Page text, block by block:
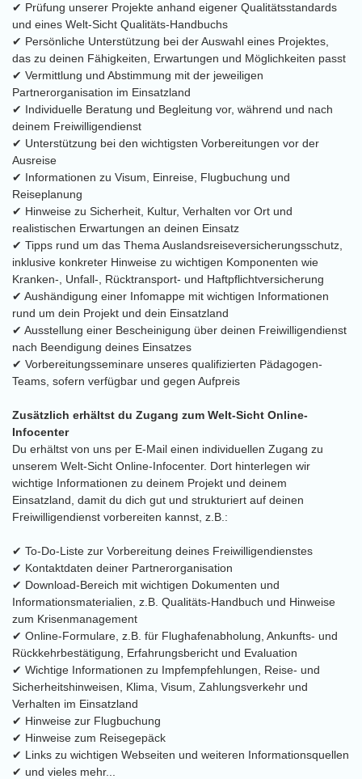
✔ Prüfung unserer Projekte anhand eigener Qualitätsstandards
und eines Welt-Sicht Qualitäts-Handbuchs
✔ Persönliche Unterstützung bei der Auswahl eines Projektes,
das zu deinen Fähigkeiten, Erwartungen und Möglichkeiten passt
✔ Vermittlung und Abstimmung mit der jeweiligen
Partnerorganisation im Einsatzland
✔ Individuelle Beratung und Begleitung vor, während und nach
deinem Freiwilligendienst
✔ Unterstützung bei den wichtigsten Vorbereitungen vor der
Ausreise
✔ Informationen zu Visum, Einreise, Flugbuchung und
Reiseplanung
✔ Hinweise zu Sicherheit, Kultur, Verhalten vor Ort und
realistischen Erwartungen an deinen Einsatz
✔ Tipps rund um das Thema Auslandsreiseversicherungsschutz,
inklusive konkreter Hinweise zu wichtigen Komponenten wie
Kranken-, Unfall-, Rücktransport- und Haftpflichtversicherung
✔ Aushändigung einer Infomappe mit wichtigen Informationen
rund um dein Projekt und dein Einsatzland
✔ Ausstellung einer Bescheinigung über deinen Freiwilligendienst
nach Beendigung deines Einsatzes
✔ Vorbereitungsseminare unseres qualifizierten Pädagogen-
Teams, sofern verfügbar und gegen Aufpreis
Zusätzlich erhältst du Zugang zum Welt-Sicht Online-
Infocenter
Du erhältst von uns per E-Mail einen individuellen Zugang zu
unserem Welt-Sicht Online-Infocenter. Dort hinterlegen wir
wichtige Informationen zu deinem Projekt und deinem
Einsatzland, damit du dich gut und strukturiert auf deinen
Freiwilligendienst vorbereiten kannst, z.B.:
✔ To-Do-Liste zur Vorbereitung deines Freiwilligendienstes
✔ Kontaktdaten deiner Partnerorganisation
✔ Download-Bereich mit wichtigen Dokumenten und
Informationsmaterialien, z.B. Qualitäts-Handbuch und Hinweise
zum Krisenmanagement
✔ Online-Formulare, z.B. für Flughafenabholung, Ankunfts- und
Rückkehrbestätigung, Erfahrungsbericht und Evaluation
✔ Wichtige Informationen zu Impfempfehlungen, Reise- und
Sicherheitshinweisen, Klima, Visum, Zahlungsverkehr und
Verhalten im Einsatzland
✔ Hinweise zur Flugbuchung
✔ Hinweise zum Reisegepäck
✔ Links zu wichtigen Webseiten und weiteren Informationsquellen
✔ und vieles mehr...